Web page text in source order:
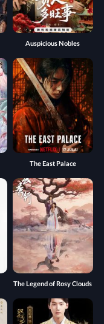
Auspicious Nobles
The East Palace
The Legend of Rosy Clouds